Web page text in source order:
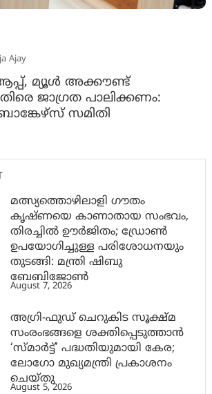
Ajay
മ്യൂൾ അക്കൗണ്ട്
ജാ​ഗ്രത പാലിക്കണം:
സമിതി
മത്സ്യത്തൊഴിലാളി ഗൗതം
കൃഷ്ണയെ കാണാതായ സംഭവം,
തിരച്ചിൽ ഊർജിതം; ഡ്രോണ്‍
ഉപയോഗിച്ചുള്ള പരിശോധനയും
തുടങ്ങി: മന്ത്രി ഷിബു
ബേബിജോണ്‍
August 7, 2026
അഗ്രി-ഫുഡ് ചെറുകിട സൂക്ഷ്മ
സംരംഭങ്ങളെ ശക്തിപ്പെടുത്താന്‍
‘സ്മാര്‍ട്ട്’ പദ്ധതിയുമായി കേര;
ലോഗോ മുഖ്യമന്ത്രി പ്രകാശനം
ചെയ്തു
August 5, 2026